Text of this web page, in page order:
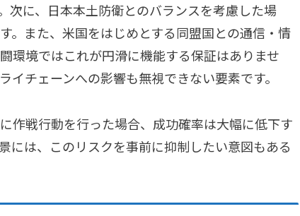
次に、日本本土防衛とのバランスを考慮した場
。また、米国をはじめとする同盟国との通信・情
環境ではこれが円滑に機能する保証はありませ
チェーンへの影響も無視できない要素です。
作戦行動を行った場合、成功確率は大幅に低下す
には、このリスクを事前に抑制したい意図もある